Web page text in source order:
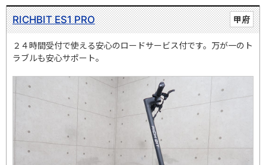
甲府
RICHBIT ES1 PRO
２４時間受付で使える安心のロードサービス付です。万が一のト
ラブルも安心サポート。